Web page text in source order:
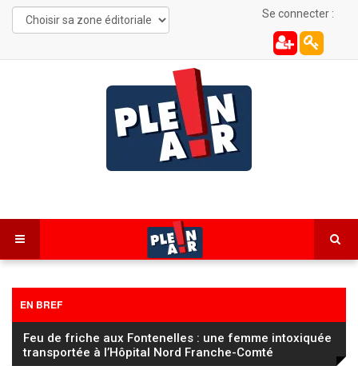
Se connecter :
EN BREF
FC Sochaux Montbéliard : Vincent Hognon lucide
avant d’affronter un Saint‑Étienne « taillé pour la